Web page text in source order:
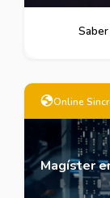
Online
Magíster